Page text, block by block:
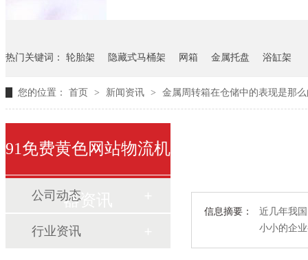
热门关键词： 轮胎架 隐藏式马桶架 网箱 金属托盘 浴缸架
您的位置： 首页 > 新闻资讯 > 金属周转箱在仓储中的表现是那
信息摘要：
近几年我国
小小的企
91免费黄色网站物流机
器资讯
公司动态
行业资讯